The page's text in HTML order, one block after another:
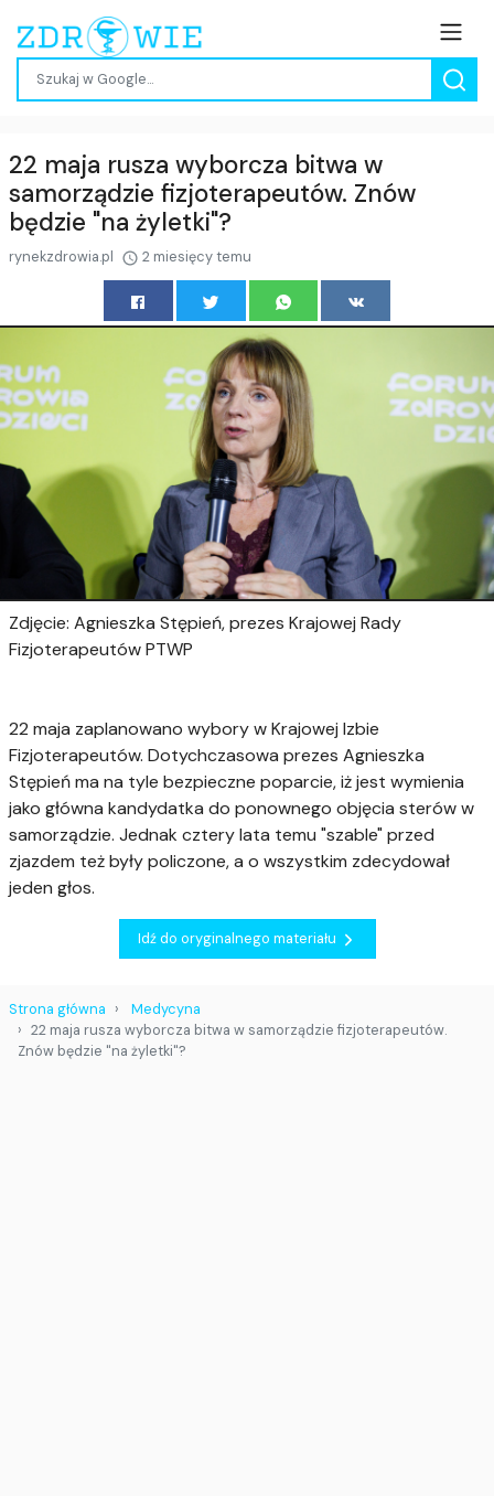
22 maja rusza wyborcza bitwa w
samorządzie fizjoterapeutów. Znów
będzie "na żyletki"?
rynekzdrowia.pl 2 miesięcy temu
Zdjęcie: Agnieszka Stępień, prezes Krajowej Rady
Fizjoterapeutów PTWP
22 maja zaplanowano wybory w Krajowej Izbie
Fizjoterapeutów. Dotychczasowa prezes Agnieszka
Stępień ma na tyle bezpieczne poparcie, iż jest wymienia
jako główna kandydatka do ponownego objęcia sterów w
samorządzie. Jednak cztery lata temu "szable" przed
zjazdem też były policzone, a o wszystkim zdecydował
jeden głos.
Idź do oryginalnego materiału
Strona główna
Medycyna
22 maja rusza wyborcza bitwa w samorządzie fizjoterapeutów.
Znów będzie "na żyletki"?